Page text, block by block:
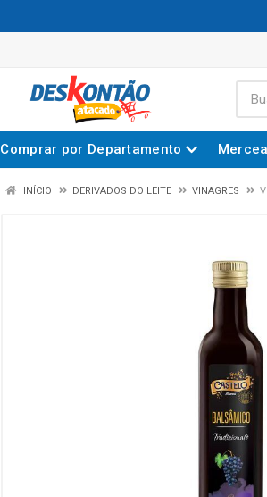
Comprar por Departamento
INÍCIO DERIVADOS DO LEITE VINAGRES